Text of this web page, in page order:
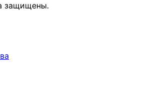
защищены.